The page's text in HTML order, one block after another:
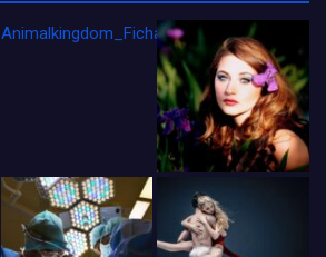
Animalkingdom_FichaCine